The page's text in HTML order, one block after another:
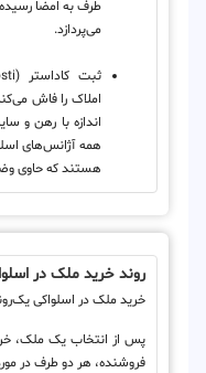
طرف به امضا رسیده
می‌پردازد.
املاک را فاش
اندازه با رهن و
همه آژانس‌های
هستند که حاوی
روند خرید ملک در
خرید ملک در اسلواکی
پس از انتخاب یک ملک،
فروشنده، هر دو طرف در